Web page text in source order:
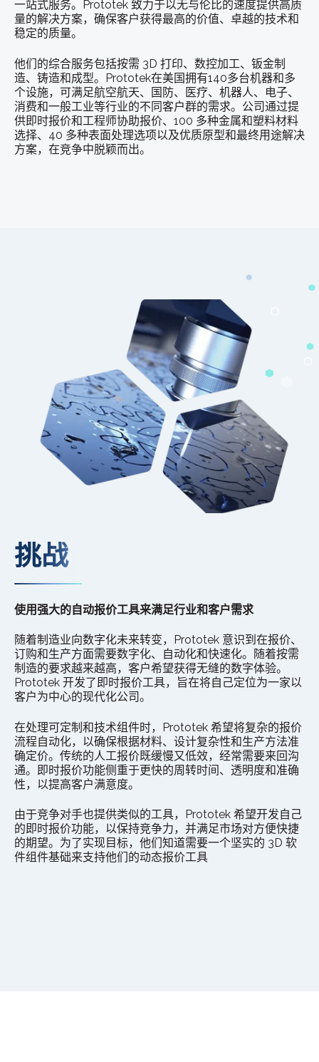
一站式服务。Prototek 致力于以无与伦比的速度提供高质
量的解决方案，确保客户获得最高的价值、卓越的技术和
稳定的质量。
他们的综合服务包括按需 3D 打印、数控加工、钣金制
造、铸造和成型。Prototek在美国拥有140多台机器和多
个设施，可满足航空航天、国防、医疗、机器人、电子、
消费和一般工业等行业的不同客户群的需求。公司通过提
供即时报价和工程师协助报价、100 多种金属和塑料材料
选择、40 多种表面处理选项以及优质原型和最终用途解决
方案，在竞争中脱颖而出。
挑战
使用强大的自动报价工具来满足行业和客户需求
随着制造业向数字化未来转变，Prototek 意识到在报价、
订购和生产方面需要数字化、自动化和快速化。随着按需
制造的要求越来越高，客户希望获得无缝的数字体验。
Prototek 开发了即时报价工具，旨在将自己定位为一家以
客户为中心的现代化公司。
在处理可定制和技术组件时，Prototek 希望将复杂的报价
流程自动化，以确保根据材料、设计复杂性和生产方法准
确定价。传统的人工报价既缓慢又低效，经常需要来回沟
通。即时报价功能侧重于更快的周转时间、透明度和准确
性，以提高客户满意度。
由于竞争对手也提供类似的工具，Prototek 希望开发自己
的即时报价功能，以保持竞争力，并满足市场对方便快捷
的期望。为了实现目标，他们知道需要一个坚实的 3D 软
件组件基础来支持他们的动态报价工具